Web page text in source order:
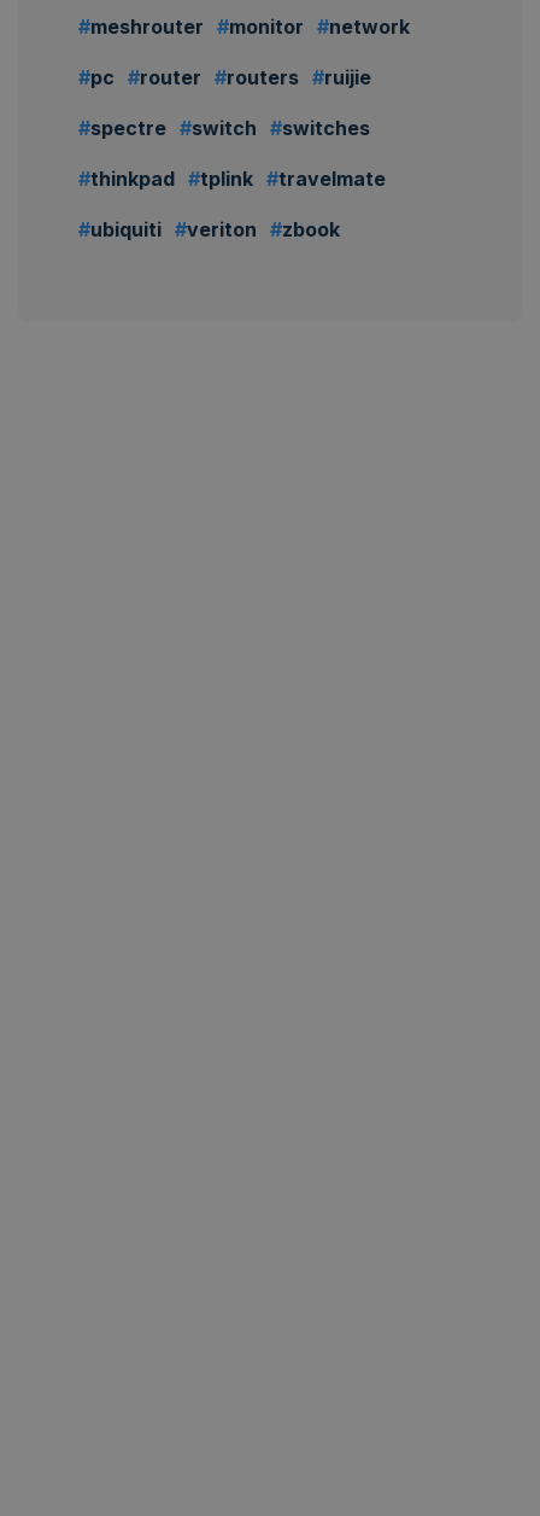
meshrouter monitor network
pc router routers ruijie
spectre switch switches
thinkpad tplink travelmate
ubiquiti veriton zbook